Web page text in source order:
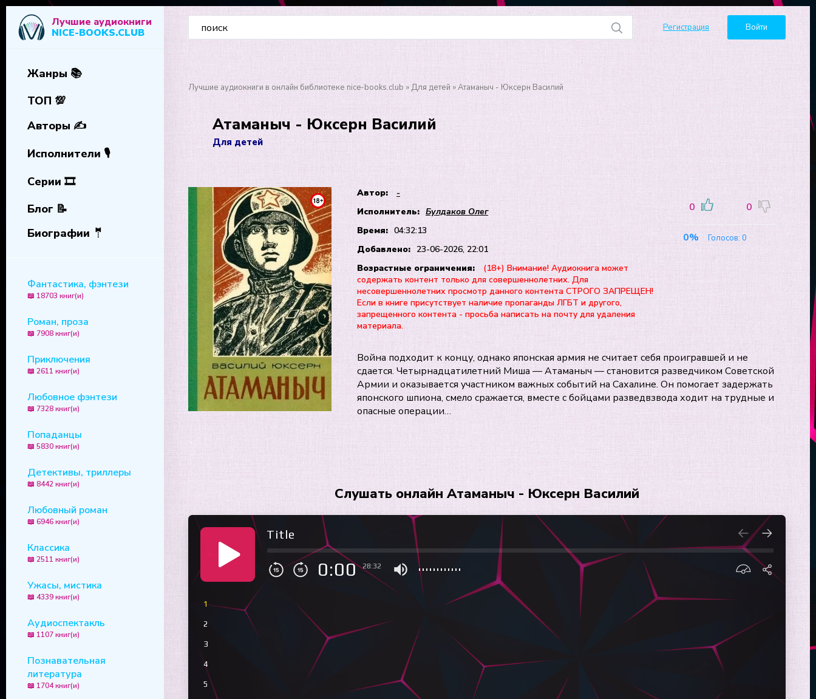
Лучшие аудиокниги
NICE-BOOKS.CLUB
Регистрация Войти
Жанры 📚
ТОП 💯
Авторы ✍️
Исполнители 🎙️
Серии 🎞️
Блог 📝
Биографии 🤵
Фантастика, фэнтези
📖 18703 книг(и)
Роман, проза
📖 7908 книг(и)
Приключения
📖 2611 книг(и)
Любовное фэнтези
📖 7328 книг(и)
Попаданцы
📖 5830 книг(и)
Детективы, триллеры
📖 8442 книг(и)
Любовный роман
📖 6946 книг(и)
Классика
📖 2511 книг(и)
Ужасы, мистика
📖 4339 книг(и)
Аудиоспектакль
📖 1107 книг(и)
Познавательная
литература
📖 1704 книг(и)
Лучшие аудиокниги в онлайн библиотеке nice-books.club » Для детей » Атаманыч - Юксерн Василий
Атаманыч - Юксерн Василий
Для детей
Автор:
-
Исполнитель: Булдаков Олег
Время: 04:32:13
Добавлено: 23-06-2026, 22:01
Возрастные ограничения:
(18+) Внимание! Аудиокнига может
содержать контент только для совершеннолетних. Для
несовершеннолетних просмотр данного контента СТРОГО ЗАПРЕЩЕН!
Если в книге присутствует наличие пропаганды ЛГБТ и другого,
запрещенного контента - просьба написать на почту для удаления
материала.
0 0
0% Голосов: 0
Война подходит к концу, однако японская армия не считает себя проигравшей и не
сдается. Четырнадцатилетний Миша — Атаманыч — становится разведчиком Советской
Армии и оказывается участником важных событий на Сахалине. Он помогает задержать
японского шпиона, смело сражается, вместе с бойцами разведвзвода ходит на трудные и
опасные операции…
Слушать онлайн Атаманыч - Юксерн Василий
Title
0:00 28:32
1
2
3
4
5